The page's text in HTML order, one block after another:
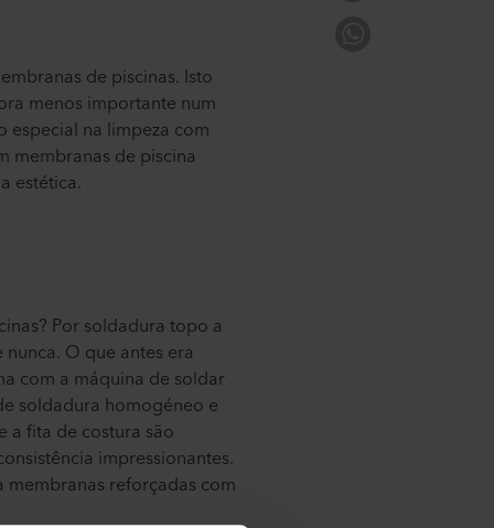
de piscinas. Isto
menos importante num
especial na limpeza com
membranas de piscina
estética.
Por soldadura topo a
O que antes era
com a máquina de soldar
soldadura homogéneo e
a fita de costura são
impressionantes.
reforçadas com